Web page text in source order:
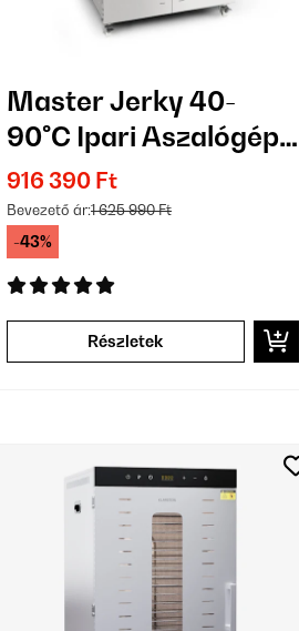
Master Jerky 40-
90°C Ipari Aszalógép
24 Tálcás Ezüst
916 390 Ft
Bevezető ár:1 625 990 Ft
-43%
Részletek